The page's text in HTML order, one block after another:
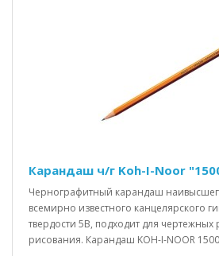
Карандаш ч/г Koh-I-Noor
Чернографитный карандаш
всемирно известного канцелярского
твердости 5B, подходит для чертежных
рисования. Карандаш KOH-I-NOOR